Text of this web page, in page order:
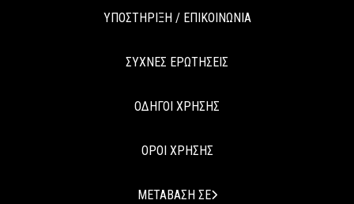
ΥΠΟΣΤΗΡΙΞΗ / ΕΠΙΚΟΙΝΩΝΙΑ
ΣΥΧΝΕΣ ΕΡΩΤΗΣΕΙΣ
ΟΔΗΓΟΙ ΧΡΗΣΗΣ
ΟΡΟΙ ΧΡΗΣΗΣ
ΜΕΤΑΒΑΣΗ ΣΕ